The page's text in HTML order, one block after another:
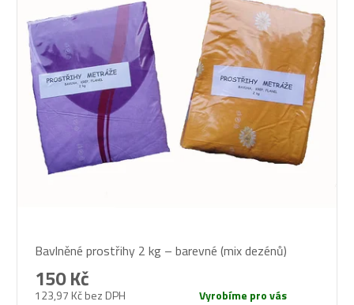
hodnocení
produktu
je
Bavlněné prostřihy 2 kg – barevné (mix dezénů)
123,97 Kč bez DPH
150 Kč
Vyrobíme pro vás